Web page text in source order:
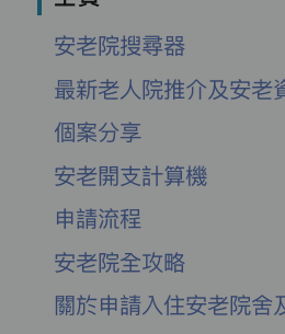
安老院搜尋器
最新老人院推介及安老
個案分享
安老開支計算機
申請流程
安老院全攻略
關於申請入住安老院舍